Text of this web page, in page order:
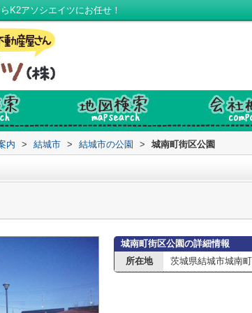
K2アソシエイツにお任せ！
内 > 結城市 > 結城市の公園 > 城南町街区公園
城南町街区公園の詳細情報
所在地
茨城県結城市城南